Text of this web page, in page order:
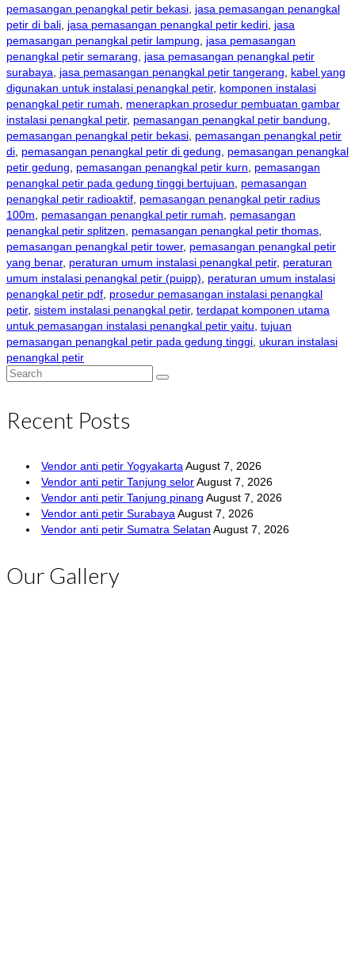
pemasangan penangkal petir bekasi jasa pemasangan penangkal
petir di bali jasa pemasangan penangkal petir kediri jasa
pemasangan penangkal petir lampung
jasa pemasangan
penangkal petir semarang
jasa pemasangan penangkal petir
surabaya
jasa pemasangan penangkal petir tangerang
kabel yang
digunakan untuk instalasi penangkal petir, komponen instalasi
penangkal petir rumah
menerapkan prosedur pembuatan gambar
instalasi penangkal petir, pemasangan penangkal petir bandung
pemasangan penangkal petir bekasi pemasangan penangkal petir
di pemasangan penangkal petir di gedung
pemasangan penangkal
petir gedung
pemasangan penangkal petir kurn
pemasangan
penangkal petir pada gedung tinggi bertujuan
pemasangan
penangkal petir radioaktif pemasangan penangkal petir radius
100m
pemasangan penangkal petir rumah
pemasangan
penangkal petir splitzen
pemasangan penangkal petir thomas
pemasangan penangkal petir tower, pemasangan penangkal petir
yang benar, peraturan umum instalasi penangkal petir, peraturan
umum instalasi penangkal petir (puipp)
peraturan umum instalasi
penangkal petir pdf prosedur pemasangan instalasi penangkal
petir, sistem instalasi penangkal petir, terdapat komponen utama
untuk pemasangan instalasi penangkal petir yaitu tujuan
pemasangan penangkal petir pada gedung tinggi ukuran instalasi
penangkal petir
Search
Recent Posts
Vendor anti petir Yogyakarta August 7, 2026
Vendor anti petir Tanjung selorAugust 7, 2026
Vendor anti petir Tanjung pinang August 7, 2026
Vendor anti petir Surabaya August 7, 2026
Vendor anti petir Sumatra Selatan August 7, 2026
Our Gallery